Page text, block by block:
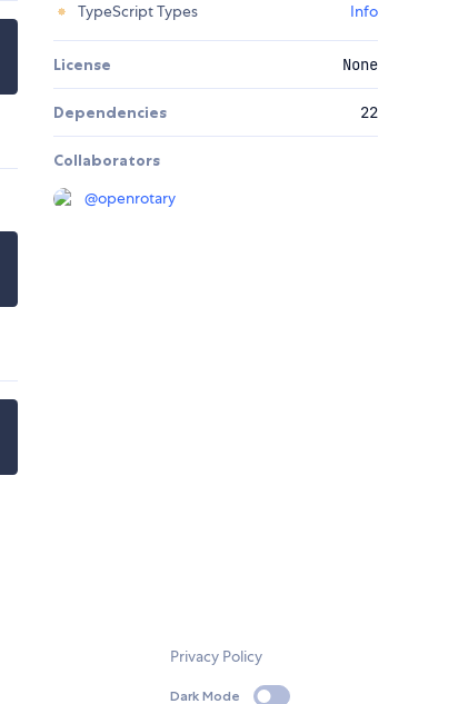
TypeScript Types
Info
License None
Dependencies 22
Collaborators
@openrotary
Privacy Policy
Dark Mode